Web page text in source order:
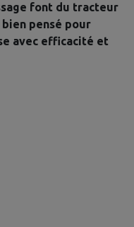
font du tracteur
pensé pour
avec efficacité et